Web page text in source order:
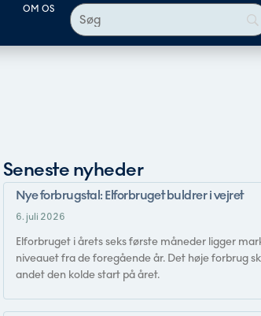
OM OS
Seneste nyheder
Nye forbrugstal: Elforbruget buldrer i vejret
6. juli 2026
Elforbruget i årets seks første måneder ligger
niveauet fra de foregående år. Det høje forbrug
andet den kolde start på året.